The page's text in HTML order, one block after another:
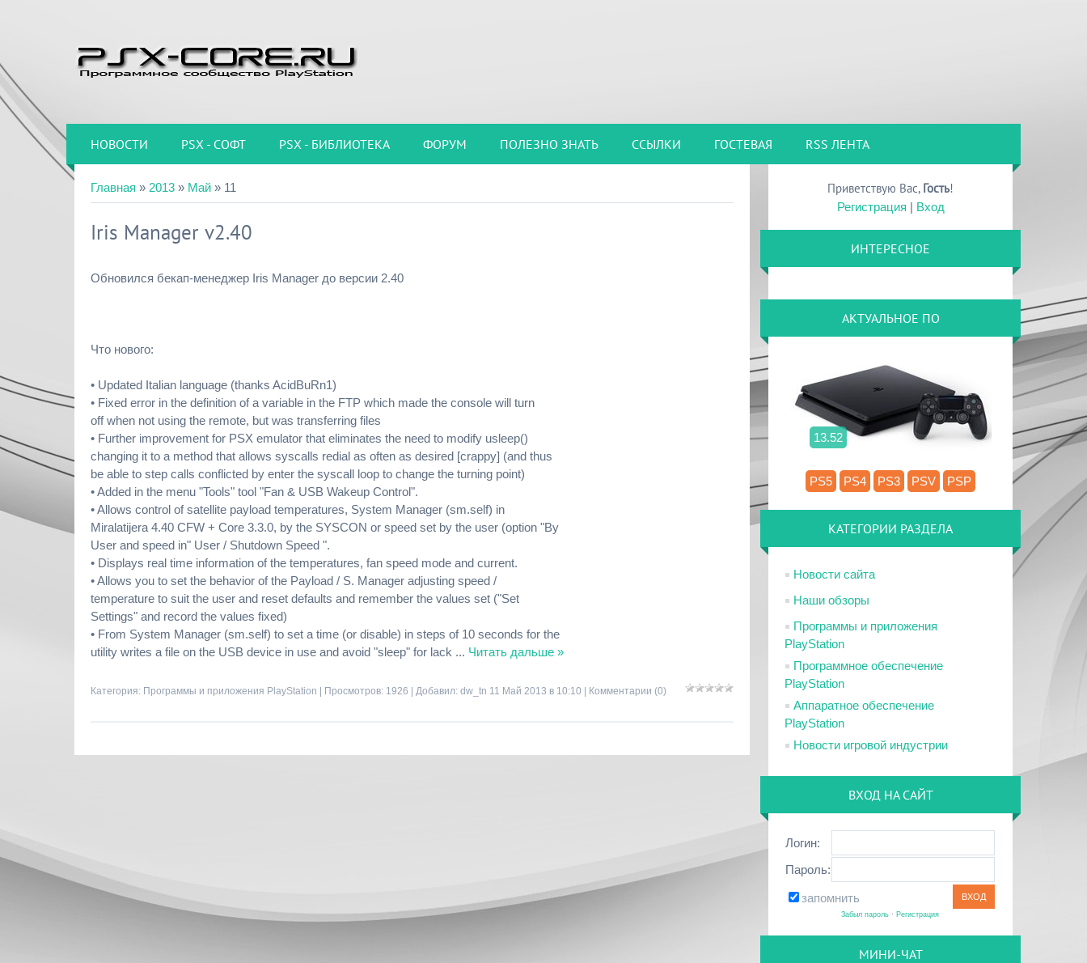
НОВОСТИ PSX - СОФТ PSX - БИБЛИОТЕКА ФОРУМ ПОЛЕЗНО ЗНАТЬ ССЫЛКИ ГОСТЕВАЯ RSS ЛЕНТА
Главная » 2013 » Май » 11
Iris Manager v2.40
Обновился бекап-менеджер Iris Manager до версии 2.40
Что нового:
• Updated Italian language (thanks AcidBuRn1)
• Fixed error in the definition of a variable in the FTP which made the console will turn
off when not using the remote, but was transferring files
• Further improvement for PSX emulator that eliminates the need to modify usleep()
changing it to a method that allows syscalls redial as often as desired [crappy] (and thus
be able to step calls conflicted by enter the syscall loop to change the turning point)
• Added in the menu "Tools" tool "Fan & USB Wakeup Control".
• Allows control of satellite payload temperatures, System Manager (sm.self) in
Miralatijera 4.40 CFW + Core 3.3.0, by the SYSCON or speed set by the user (option "By
User and speed in" User / Shutdown Speed ​​".
• Displays real time information of the temperatures, fan speed mode and current.
• Allows you to set the behavior of the Payload / S. Manager adjusting speed /
temperature to suit the user and reset defaults and remember the values ​​set ("Set
Settings" and record the values ​​fixed)
• From System Manager (sm.self) to set a time (or disable) in steps of 10 seconds for the
utility writes a file on the USB device in use and avoid "sleep" for lack ... Читать дальше »
Категория: Программы и приложения PlayStation | Просмотров: 1926 | Добавил: dw_tn 11 Май 2013 в 10:10 | Комментарии (0)
Приветствую Вас, Гость!
Регистрация | Вход
ИНТЕРЕСНОЕ
АКТУАЛЬНОЕ ПО
13.52
PS5 PS4 PS3 PSV PSP
КАТЕГОРИИ РАЗДЕЛА
Новости сайта
Наши обзоры
Программы и приложения
PlayStation
Программное обеспечение
PlayStation
Аппаратное обеспечение
PlayStation
Новости игровой индустрии
ВХОД НА САЙТ
Логин:
Пароль:
запомнить
Забыл пароль · Регистрация
МИНИ-ЧАТ